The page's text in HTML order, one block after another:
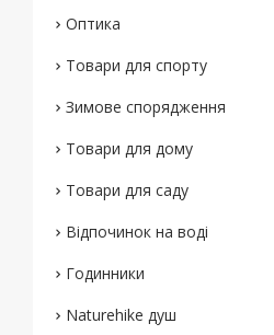
Оптика
Товари для спорту
Зимове спорядження
Товари для дому
Товари для саду
Відпочинок на воді
Годинники
Naturehike душ